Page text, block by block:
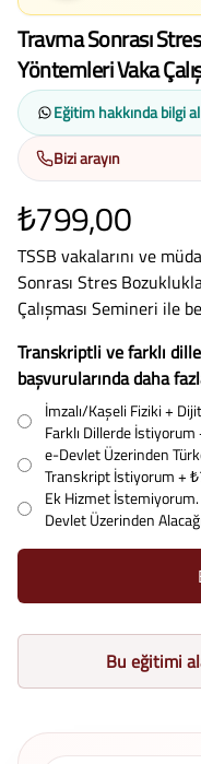
Travma Sonrası
Yöntemleri Vaka
Eğitim hakkında bilgi
Bizi arayın
₺799,00
TSSB vakalarını ve
Sonrası Stres
Çalışması Semineri ile
Transkriptli ve farklı
başvurularında daha
İmzalı/Kaşeli Fiziki +
Farklı Dillerde İstiyorum
e-Devlet Üzerinden
Transkript İstiyorum+
Ek Hizmet
Devlet Üzerinden
Bu eğitimi